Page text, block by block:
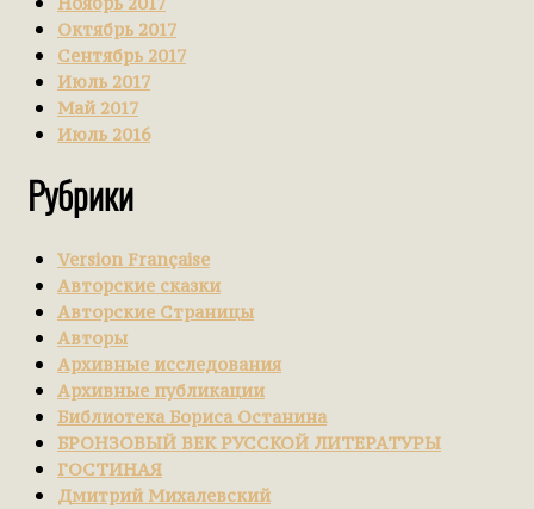
Октябрь 2017
Сентябрь 2017
Июль 2017
Май 2017
Июль 2016
Рубрики
Version Française
Авторские сказки
Авторские Страницы
Авторы
Архивные исследования
Архивные публикации
Библиотека Бориса Останина
БРОНЗОВЫЙ ВЕК РУССКОЙ ЛИТЕРАТУРЫ
ГОСТИНАЯ
Дмитрий Михалевский